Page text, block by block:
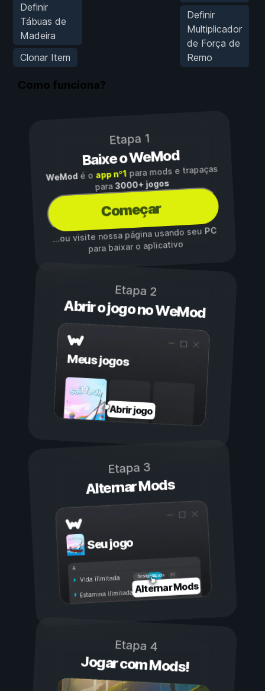
Definir
Tábuas de
Madeira
Clonar Item
Definir
Multiplicador
de Força de
Remo
Como funciona?
Etapa 1
Baixe o WeMod
WeModé o app nº1para mods e trapaças
para3000+ jogos
Começar
...ou visite nossa página usando seuPC
para baixar o aplicativo
Etapa 2
Abrir o jogo no WeMod
Meus jogos
Abrir jogo
Etapa 3
Alternar Mods
Seu jogo
Ligada
Desligada
Vida ilimitada
Estamina ilimitadaAlternar Mods
Etapa 4
Jogar com Mods!